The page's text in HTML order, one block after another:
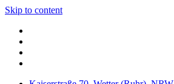
Skip to content